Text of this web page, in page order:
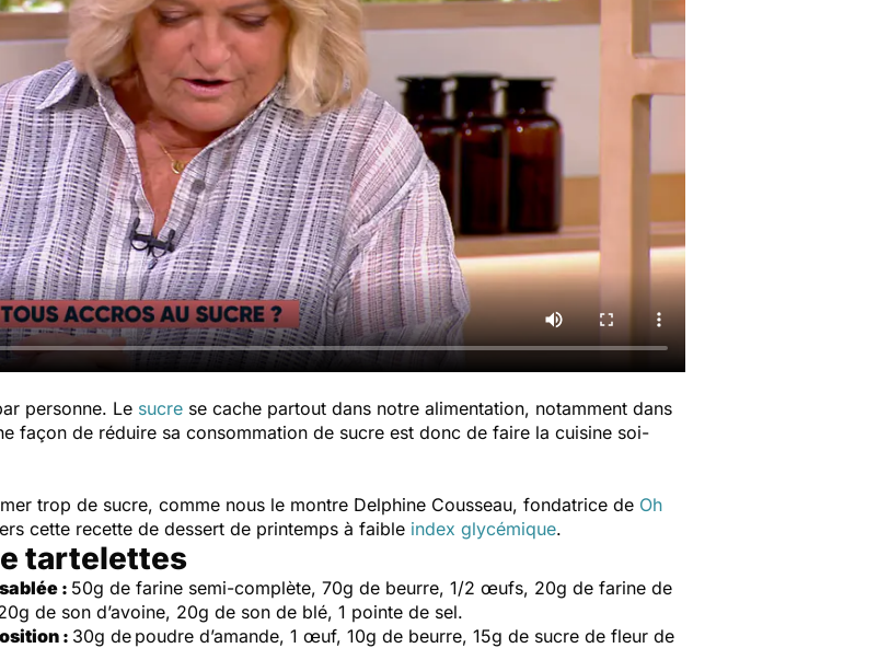
personne. Le sucre se cache partout dans notre alimentation, notamment dans
façon de réduire sa consommation de sucre est donc de faire la cuisine soi-
trop de sucre, comme nous le montre Delphine Cousseau, fondatrice de Oh
cette recette de dessert de printemps à faible index glycémique.
tartelettes
: 50g de farine semi-complète, 70g de beurre, 1/2 œufs, 20g de farine de
de son d’avoine, 20g de son de blé, 1 pointe de sel.
: 30g de poudre d’amande, 1 œuf, 10g de beurre, 15g de sucre de fleur de